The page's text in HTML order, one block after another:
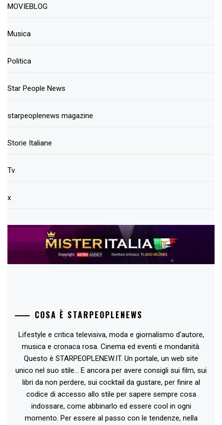
MOVIEBLOG
Musica
Politica
Star People News
starpeoplenews magazine
Storie Italiane
Tv
x
COSA È STARPEOPLENEWS
Lifestyle e critica televisiva, moda e giornalismo d'autore,
musica e cronaca rosa. Cinema ed eventi e mondanità.
Questo è STARPEOPLENEW.IT. Un portale, un web site
unico nel suo stile... E ancora per avere consigli sui film, sui
libri da non perdere, sui cocktail da gustare, per finire al
codice di accesso allo stile per sapere sempre cosa
indossare, come abbinarlo ed essere cool in ogni
momento. Per essere al passo con le tendenze, nella